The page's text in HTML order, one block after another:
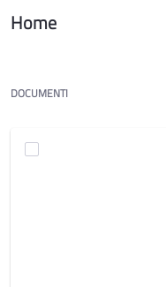
Home
DOCUMENTI